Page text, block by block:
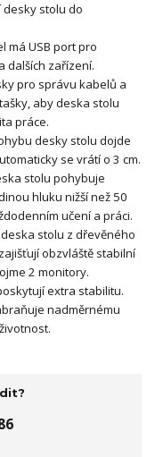
stolu do
má USB port pro
dalších zařízení.
pro správu kabelů a
aby deska stolu
práce.
desky stolu dojde
se vrátí o 3 cm.
stolu pohybuje
hluku nižší než 50
učení a práci.
stolu z dřevěného
obzvláště stabilní
2 monitory.
extra stabilitu.
nadměrnému